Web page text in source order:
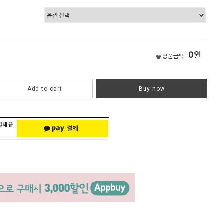
총 상품금액 : 0원
Add to cart Buy now